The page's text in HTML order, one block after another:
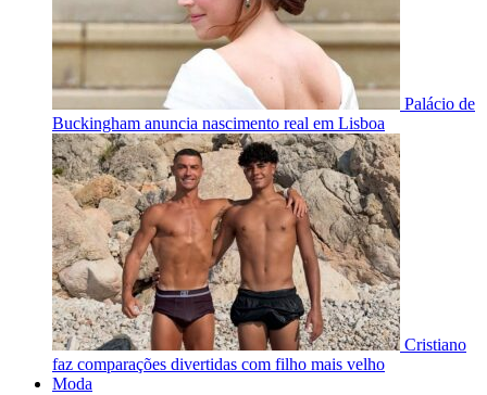
Palácio de
Buckingham anuncia nascimento real em Lisboa
Cristiano
faz comparações divertidas com filho mais velho
Moda